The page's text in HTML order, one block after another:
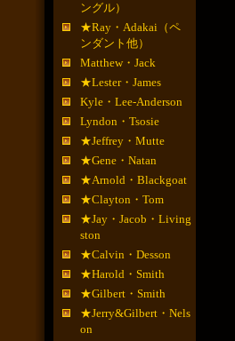
ングル）
★Ray・Adakai（ペ
ンダント他）
Matthew・Jack
★Lester・James
Kyle・Lee-Anderson
Lyndon・Tsosie
★Jeffrey・Mutte
★Gene・Natan
★Arnold・Blackgoat
★Clayton・Tom
★Jay・Jacob・Living
ston
★Calvin・Desson
★Harold・Smith
★Gilbert・Smith
★Jerry&Gilbert・Nels
on